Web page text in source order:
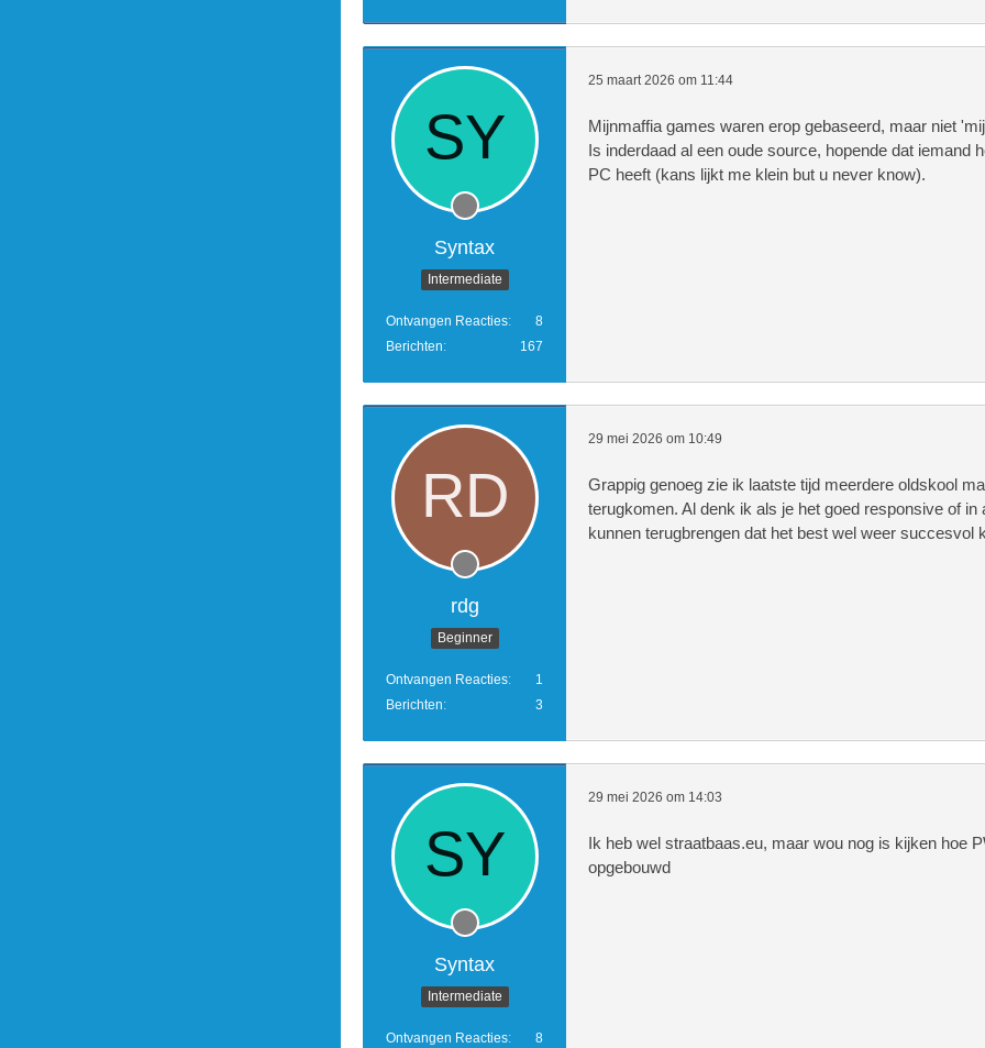
Syntax
Intermediate
Ontvangen Reacties
8
Berichten
167
25 maart 2026 om 11:44
Mijnmaffia games waren erop gebaseerd, maar niet
Is inderdaad al een oude source, hopende dat iemand
PC heeft (kans lijkt me klein but u never know).
rdg
Beginner
Ontvangen Reacties
1
Berichten
3
29 mei 2026 om 10:49
Grappig genoeg zie ik laatste tijd meerdere oldskool
terugkomen. Al denk ik als je het goed responsive of in
kunnen terugbrengen dat het best wel weer succesvol
Syntax
Intermediate
Ontvangen Reacties 8
29 mei 2026 om 14:03
Ik heb wel straatbaas.eu, maar wou nog is kijken hoe
opgebouwd